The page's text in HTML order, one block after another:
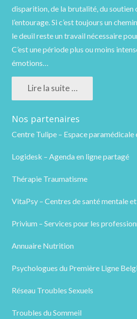
disparition, de la brutalité, du soutien
l’entourage. Si c’est toujours un
le deuil reste un travail nécessaire
C’est une période plus ou moins
émotions…
Lire la suite …
Nos partenaires
Centre Tulipe – Espace
Logidesk – Agenda en ligne partagé
Thérapie Traumatisme
VitaPsy – Centres de santé mentale
Privium – Services pour les
Annuaire Nutrition
Psychologues du Première Ligne
Réseau Troubles Sexuels
Troubles du Sommeil